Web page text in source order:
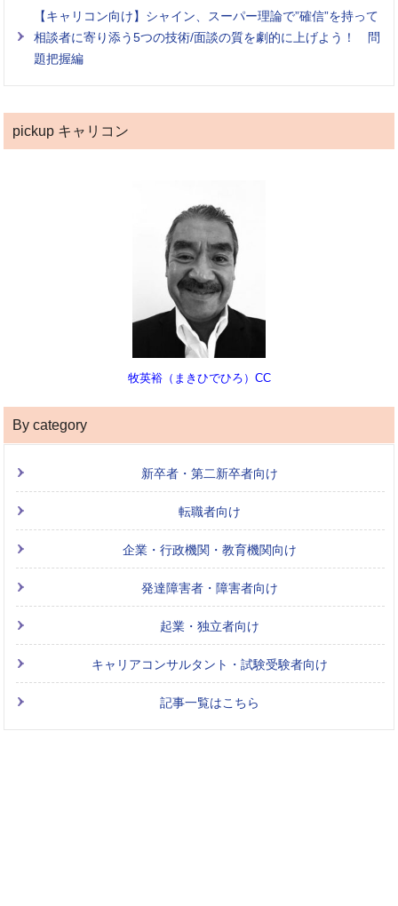
【キャリコン向け】シャイン、スーパー理論で”確信”を持って
相談者に寄り添う5つの技術/面談の質を劇的に上げよう！ 問
題把握編
pickup キャリコン
牧英裕（まきひでひろ）CC
By category
新卒者・第二新卒者向け
転職者向け
企業・行政機関・教育機関向け
発達障害者・障害者向け
起業・独立者向け
キャリアコンサルタント・試験受験者向け
記事一覧はこちら